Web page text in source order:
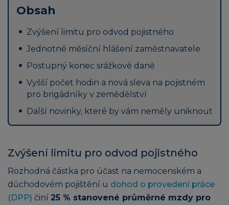
Obsah
Zvýšení limitu pro odvod pojistného
Jednotné měsíční hlášení zaměstnavatele
Postupný konec srážkové daně
Vyšší počet hodin a nová sleva na pojistném
pro brigádníky v zemědělství
Další novinky, které by vám neměly uniknout
Zvýšení limitu pro odvod pojistného
Rozhodná částka pro účast na nemocenském a
důchodovém pojištění u dohod o provedení práce
(DPP) činí 25 % stanovené průměrné mzdy pro